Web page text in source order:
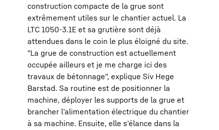
construction compacte de la grue sont
extrêmement utiles sur le chantier actuel. La
LTC 1050-3.1E et sa grutière sont déjà
attendues dans le coin le plus éloigné du site.
"La grue de construction est actuellement
occupée ailleurs et je me charge ici des
travaux de bétonnage", explique Siv Hege
Barstad. Sa routine est de positionner la
machine, déployer les supports de la grue et
brancher l’alimentation électrique du chantier
à sa machine. Ensuite, elle s’élance dans la